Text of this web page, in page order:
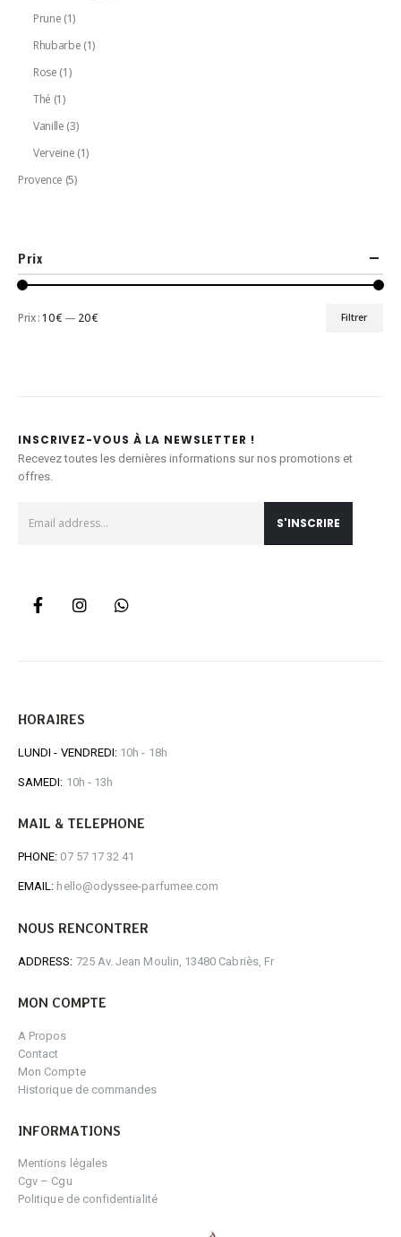
Prune (1)
Rhubarbe (1)
Rose (1)
Thé (1)
Vanille (3)
Verveine (1)
Provence (5)
Prix
Prix
Prix
Filtrer
Prix :10 € — 20 €
INSCRIVEZ-VOUS À LA NEWSLETTER !
Recevez toutes les dernières informations sur nos promotions et
offres.
HORAIRES
LUNDI - VENDREDI: 10h - 18h
SAMEDI: 10h - 13h
MAIL & TELEPHONE
PHONE: 07 57 17 32 41
EMAIL: hello@odyssee-parfumee.com
NOUS RENCONTRER
ADDRESS: 725 Av. Jean Moulin, 13480 Cabriès, Fr
MON COMPTE
A Propos
Contact
Mon Compte
Historique de commandes
INFORMATIONS
Mentions légales
Cgv – Cgu
Politique de confidentialité